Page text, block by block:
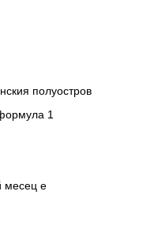
полуостров
1
месец е